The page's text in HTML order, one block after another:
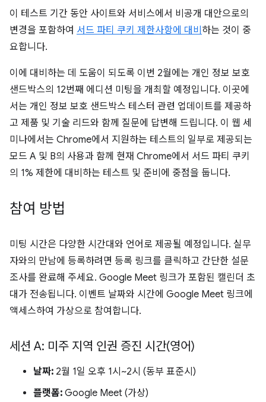
이 테스트 기간 동안 사이트와 서비스에서 비공개 대안으로의
변경을 포함하여 서드 파티 쿠키 제한사항에 대비 하는 것이 중
요합니다.
이에 대비하는 데 도움이 되도록 이번 2월에는 개인 정보 보호
샌드박스의 12번째 에디션 미팅을 개최할 예정입니다. 이곳에
서는 개인 정보 보호 샌드박스 테스터 관련 업데이트를 제공하
고 제품 및 기술 리드와 함께 질문에 답변해 드립니다. 이 웹 세
미나에서는 Chrome에서 지원하는 테스트의 일부로 제공되는
모드 A 및 B의 사용과 함께 현재 Chrome에서 서드 파티 쿠키
의 1% 제한에 대비하는 테스트 및 준비에 중점을 둡니다.
참여 방법
미팅 시간은 다양한 시간대와 언어로 제공될 예정입니다. 실무
자와의 만남에 등록하려면 등록 링크를 클릭하고 간단한 설문
조사를 완료해 주세요. Google Meet 링크가 포함된 캘린더 초
대가 전송됩니다. 이벤트 날짜와 시간에 Google Meet 링크에
액세스하여 가상으로 참여합니다.
세션 A: 미주 지역 인권 증진 시간(영어)
날짜: 2월 1일 오후 1시~2시 (동부 표준시)
플랫폼: Google Meet (가상)